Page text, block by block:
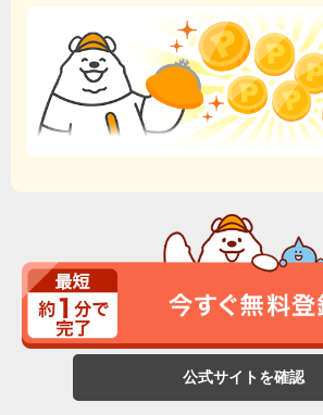
公式サイトを確認